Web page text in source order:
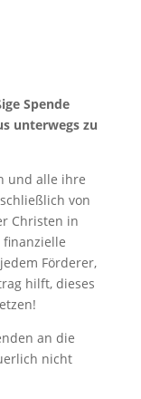
Spende
unterwegs zu
und alle ihre
von
Christen in
finanzielle
Förderer,
hilft, dieses
an die
nicht